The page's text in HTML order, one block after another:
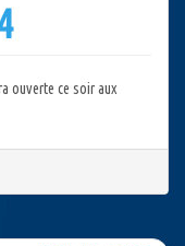
ouverte ce soir aux